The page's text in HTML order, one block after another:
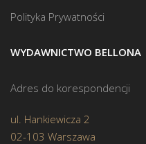
Polityka Prywatności
WYDAWNICTWO BELLONA
Adres do korespondencji
ul. Hankiewicza 2
02-103 Warszawa